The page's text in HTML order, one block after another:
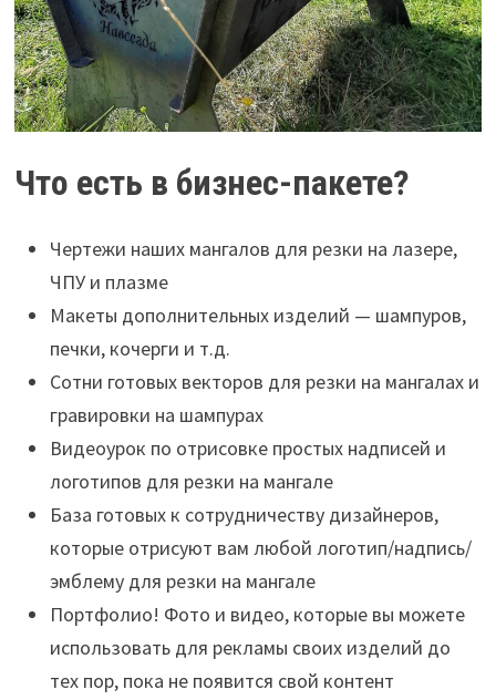
Что есть в бизнес-пакете?
Чертежи наших мангалов для резки на лазере,
ЧПУ и плазме
Макеты дополнительных изделий — шампуров,
печки, кочерги и т.д.
Сотни готовых векторов для резки на мангалах и
гравировки на шампурах
Видеоурок по отрисовке простых надписей и
логотипов для резки на мангале
База готовых к сотрудничеству дизайнеров,
которые отрисуют вам любой логотип/надпись/
эмблему для резки на мангале
Портфолио! Фото и видео, которые вы можете
использовать для рекламы своих изделий до
тех пор, пока не появится свой контент